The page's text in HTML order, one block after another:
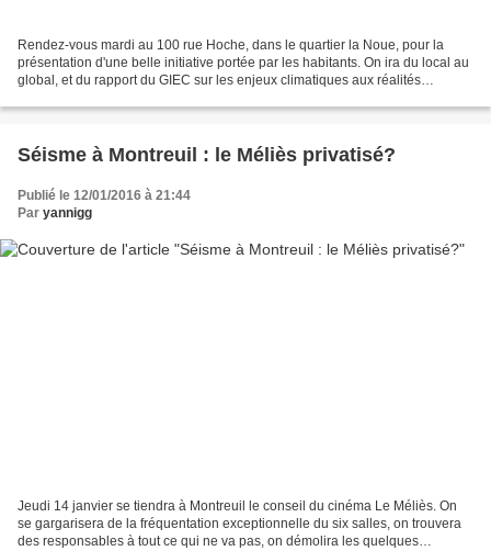
Rendez-vous mardi au 100 rue Hoche, dans le quartier la Noue, pour la
présentation d'une belle initiative portée par les habitants. On ira du local au
global, et du rapport du GIEC sur les enjeux climatiques aux réalités
Séisme à Montreuil : le Méliès privatisé?
Publié le 12/01/2016 à 21:44
Par yannigg
Jeudi 14 janvier se tiendra à Montreuil le conseil du cinéma Le Méliès. On
se gargarisera de la fréquentation exceptionnelle du six salles, on trouvera
des responsables à tout ce qui ne va pas, on démolira les quelques